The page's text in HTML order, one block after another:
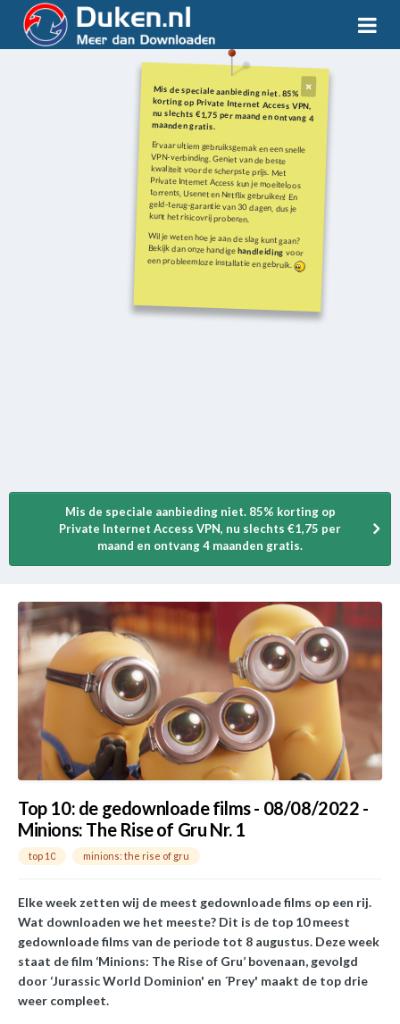
Mis de speciale aanbieding niet. 85%
korting op Private Internet Access VPN,
nu slechts €1,75 per maand en ontvang 4
maanden gratis.
Ervaar ultiem gebruiksgemak en een snelle
VPN-verbinding. Geniet van de beste
kwaliteit voor de scherpste prijs. Met
Private Internet Access kun je moeiteloos
torrents, Usenet en Netflix gebruiken! En
geld-terug-garantie van 30 dagen, dus je
kunt het risicovrij proberen.
Wil je weten hoe je aan de slag kunt gaan?
Bekijk dan onze handigehandleiding voor
een probleemloze installatie en gebruik.
Mis de speciale aanbieding niet. 85% korting op
Private Internet Access VPN, nu slechts €1,75 per
maand en ontvang 4 maanden gratis.
Top 10: de gedownloade films - 08/08/2022 -
Minions: The Rise of Gru Nr. 1
top 10 minions: the rise of gru
Elke week zetten wij de meest gedownloade films op een rij.
Wat downloaden we het meeste? Dit is de top 10 meest
gedownloade films van de periode tot 8 augustus. Deze week
staat de film ‘Minions: The Rise of Gru’ bovenaan, gevolgd
door ‘Jurassic World Dominion' en ´Prey' maakt de top drie
weer compleet.